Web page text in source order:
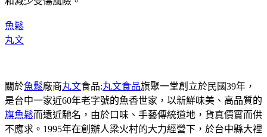
魚鬆
丸文
關於魚鬆廠商丸文食品:丸文食品旗聚一堂創立於民國39年，
是台中一家近60年老字號的魚香世家，以新鮮味美、高品質的
旗魚鬆而遠近馳名，由於口味、手藝傳統道地，貨真價實而供
不應求。1995年在創辦人梁火村的大力經營下，於台中縣大裡